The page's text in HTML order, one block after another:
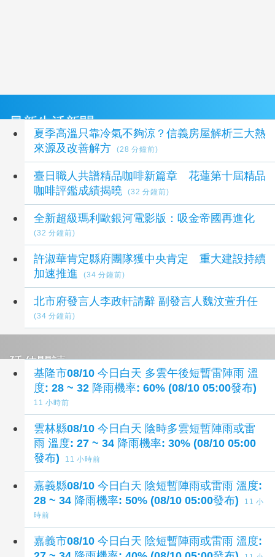
最新生活新聞
夏季高溫只靠冷氣不夠涼？信義房屋解析三大熱
來源及改善解方
(28 分鐘前)
臺日職人共譜精品咖啡新篇章 花蓮第十屆精品
咖啡評鑑成績揭曉
(32 分鐘前)
全新超級瑪利歐銀河電影版：吸金帝國再進化
(32 分鐘前)
許淑華肯定縣府團隊獲中央肯定 重大建設持續
加速推進
(34 分鐘前)
北市府發言人李政軒請辭 副發言人魏汶萱升任
(34 分鐘前)
延伸閱讀
基隆市08/10 今日白天 多雲午後短暫雷陣雨 溫
度: 28 ~ 32 降雨機率: 60% (08/10 05:00發布)
11 小時前
雲林縣08/10 今日白天 陰時多雲短暫陣雨或雷
雨 溫度: 27 ~ 34 降雨機率: 30% (08/10 05:00
發布)
11 小時前
嘉義縣08/10 今日白天 陰短暫陣雨或雷雨 溫度:
28 ~ 34 降雨機率: 50% (08/10 05:00發布)
11 小
時前
嘉義市08/10 今日白天 陰短暫陣雨或雷雨 溫度: